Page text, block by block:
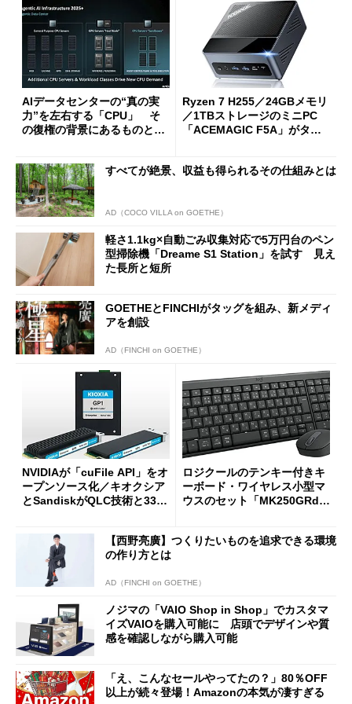
AIデータセンターの“真の実
力”を左右する「CPU」 そ
の復権の背景にあるものと
Ryzen 7 H255／24GBメモリ
／1TBストレージのミニPC
「ACEMAGIC F5A」がタイ
すべてが絶景、収益も得られるその仕組みとは
AD（COCO VILLA on GOETHE）
軽さ1.1kg×自動ごみ収集対応で5万円台のペン
型掃除機「Dreame S1 Station」を試す 見え
た長所と短所
GOETHEとFINCHIがタッグを組み、新メディ
アを創設
AD（FINCHI on GOETHE）
NVIDIAが「cuFile API」をオ
ープンソース化／キオクシア
とSandiskがQLC技術と332
ロジクールのテンキー付きキ
ーボード・ワイヤレス小型マ
ウスのセット「MK250GRd」
【西野亮廣】つくりたいものを追求できる環境
の作り方とは
AD（FINCHI on GOETHE）
ノジマの「VAIO Shop in Shop」でカスタマ
イズVAIOを購入可能に 店頭でデザインや質
感を確認しながら購入可能
「え、こんなセールやってたの？」80％OFF
以上が続々登場！Amazonの本気が凄すぎる